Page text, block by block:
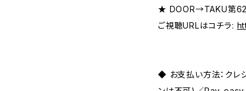
★ DOOR→TAKU第62
ご視聴URLはコチラ:
◆ お支払い方法：クレ